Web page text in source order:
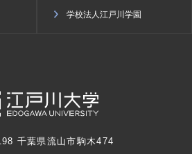
学校法人江戸川学園
千葉県流山市駒木474